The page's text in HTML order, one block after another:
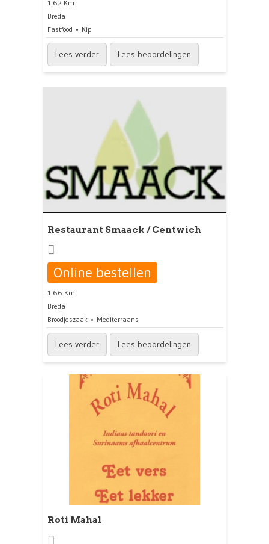
1.62 Km
Breda
Fastfood
Kip
Lees verder Lees beoordelingen
Restaurant Smaack / Centwich
Online bestellen
1.66 Km
Breda
Broodjeszaak
Mediterraans
Lees verder Lees beoordelingen
Roti Mahal